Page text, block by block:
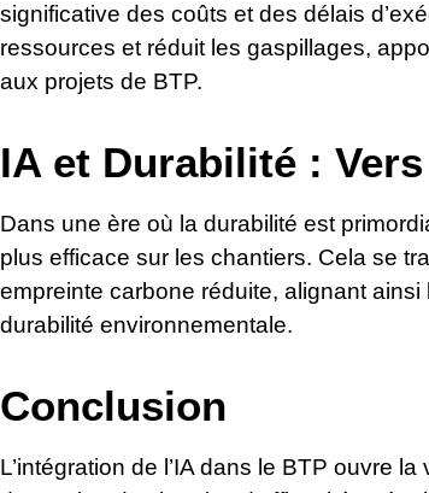
significative des coûts et des délais
ressources et réduit les gaspillages,
aux projets de BTP.
IA et Durabilité :
Dans une ère où la durabilité est
plus efficace sur les chantiers. Cela se
empreinte carbone réduite, alignant
durabilité environnementale.
Conclusion
L’intégration de l’IA dans le BTP ouvre